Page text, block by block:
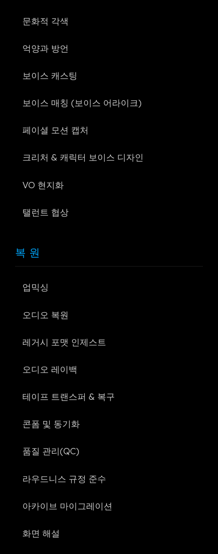
문화적 각색
억양과 방언
보이스 캐스팅
보이스 매칭 (보이스 어라이크)
페이셜 모션 캡처
크리처 & 캐릭터 보이스 디자인
VO 현지화
탤런트 협상
복원
업믹싱
오디오 복원
레거시 포맷 인제스트
오디오 레이백
테이프 트랜스퍼 & 복구
콘폼 및 동기화
품질 관리(QC)
라우드니스 규정 준수
아카이브 마이그레이션
화면 해설